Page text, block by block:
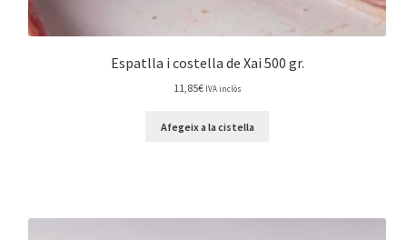
Espatlla i costella de Xai 500 gr.
11,85€ IVA inclòs
Afegeix a la cistella